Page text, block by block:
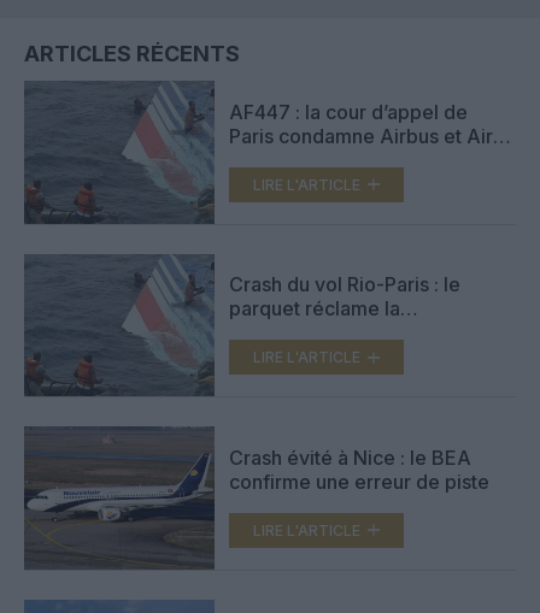
ARTICLES RÉCENTS
AF447 : la cour d’appel de
Paris condamne Airbus et Air
involontaires
LIRE L'ARTICLE
Crash du vol Rio-Paris : le
parquet réclame la
France, verdict le 21 mai 2026
LIRE L'ARTICLE
Crash évité à Nice : le BEA
confirme une erreur de piste
LIRE L'ARTICLE